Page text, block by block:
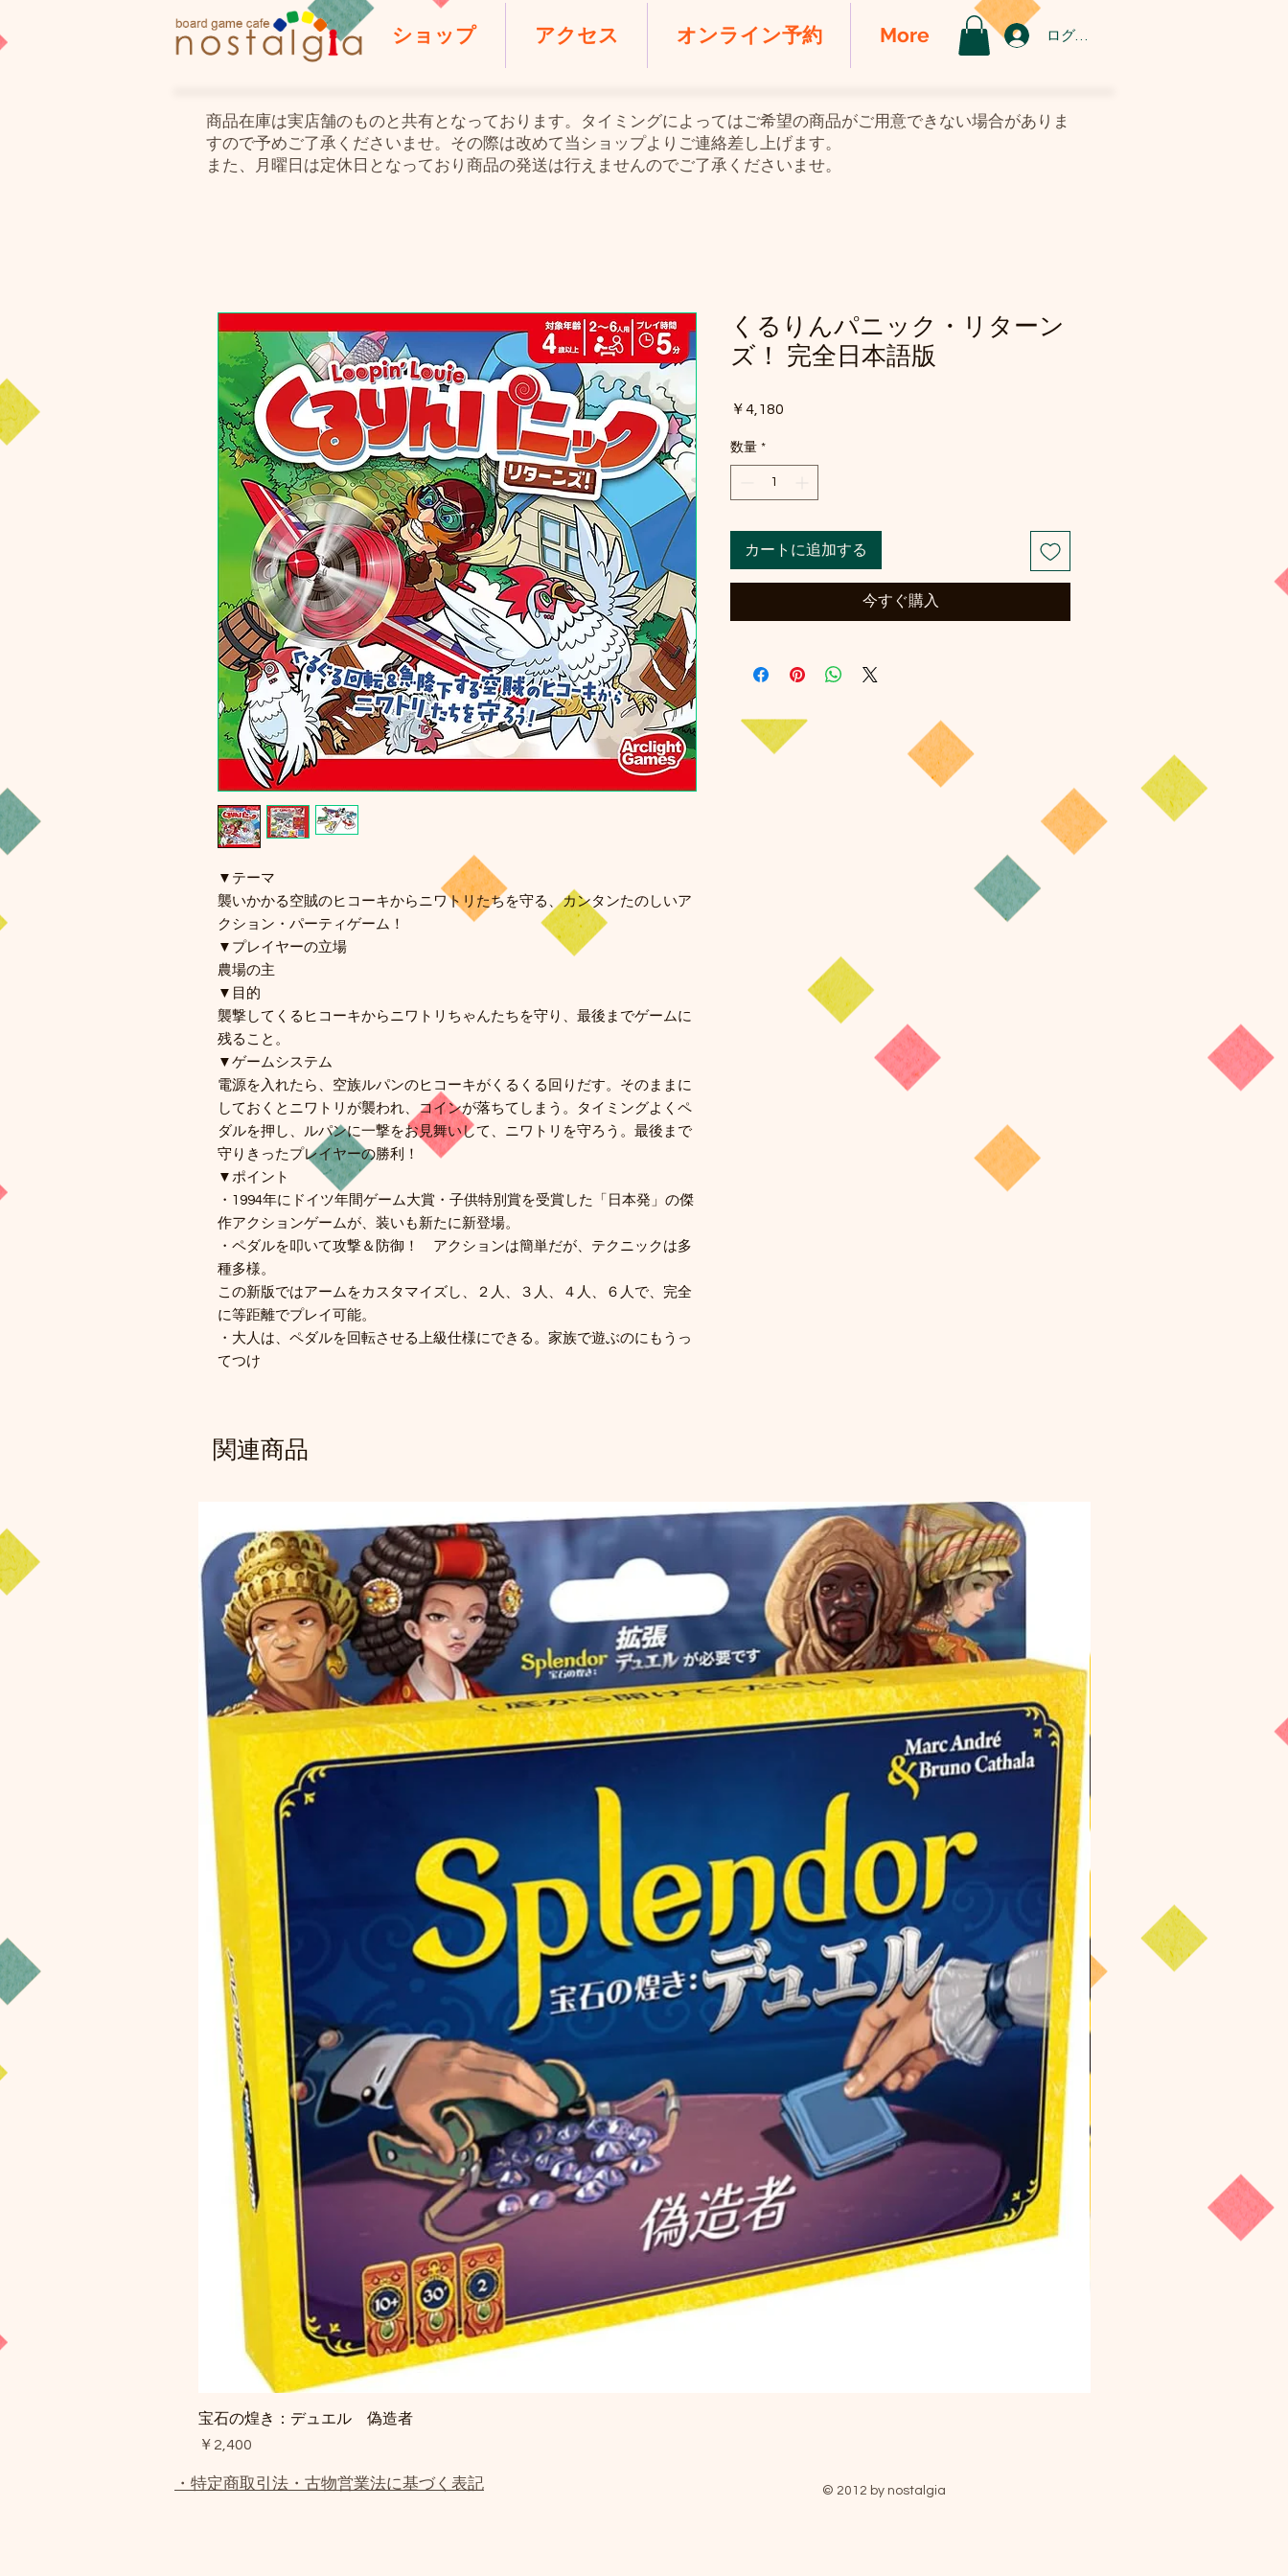
ショップ アクセス オンライン予約 More ログイン
​商品在庫は実店舗のものと共有となっております。タイミングによってはご希望の商品がご用意できない場合がありま
すので予めご了承くださいませ。その際は改めて当ショップよりご連絡差し上げます。
また、月曜日は定休日となっており商品の発送は行えませんのでご了承くださいませ。
▼テーマ
襲いかかる空賊のヒコーキからニワトリたちを守る、カンタンたのしいア
クション・パーティゲーム！
▼プレイヤーの立場
農場の主
▼目的
襲撃してくるヒコーキからニワトリちゃんたちを守り、最後までゲームに
残ること。
▼ゲームシステム
電源を入れたら、空族ルパンのヒコーキがくるくる回りだす。そのままに
しておくとニワトリが襲われ、コインが落ちてしまう。タイミングよくペ
ダルを押し、ルパンに一撃をお見舞いして、ニワトリを守ろう。最後まで
守りきったプレイヤーの勝利！
▼ポイント
・1994年にドイツ年間ゲーム大賞・子供特別賞を受賞した「日本発」の傑
作アクションゲームが、装いも新たに新登場。
・ペダルを叩いて攻撃＆防御！ アクションは簡単だが、テクニックは多
種多様。
この新版ではアームをカスタマイズし、２人、３人、４人、６人で、完全
に等距離でプレイ可能。
・大人は、ペダルを回転させる上級仕様にできる。家族で遊ぶのにもうっ
てつけ
くるりんパニック・リターン
ズ！ 完全日本語版
￥4,180
数量 *
カートに追加する
今すぐ購入
関連商品
宝石の煌き：デュエル 偽造者
価格
￥2,400
・特定商取引法・古物営業法に基づく表記 © 2012 by nostalgia